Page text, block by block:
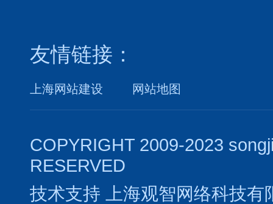
友情链接：
上海网站建设 网站地图
COPYRIGHT 2009-2023
RESERVED
技术支持
上海观智网络科技有